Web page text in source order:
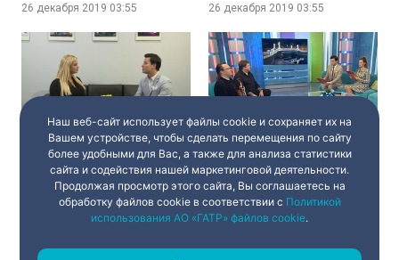
26 декабря 2019 03:55 26 декабря 2019 03:55
Певица Анна Семенович о
своём утре, гастролях в
Северной столице и
секретах красоты
рассказала Василию
26 декабря 201903:55
«Список дел» от ректора
консерватории
26 декабря 201903:55
Наш веб-сайт использует файлы cookie и сохраняет их на
Вашем устройстве, чтобы сделать перемещения по сайту
более удобными для Вас, а также для анализа статистики
сайта и содействия нашей маркетинговой деятельности.
Продолжая просмотр этого сайта, Вы соглашаетесь на
обработку файлов cookie в соответствии с Политикой
использования АО «ГАТР» файлов cookie.